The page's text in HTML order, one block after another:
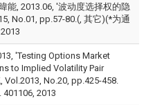
能, 2013.06, '波动度选择权的隐
No.01, pp.57-80.(, 其它)(*为通
'Testing Options Market
to Implied Volatility Pair
No.20, pp.425-458.
2013